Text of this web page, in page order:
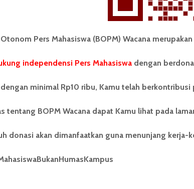
Badan Otonom Pers Mahasiswa (BOPM)
yang berdiri di luar kampus dan dikelola
secara mandiri oleh mahasiswa
Sebelumnya BOPM Wacana merupakan
(UKM) di Universitas Sumatera Utara
USU yang berdiri pada 1 Juli 1995.
Pers Mahasiswa (BOPM) Wacana
independensi Pers Mahasiswadengan
minimal Rp10 ribu, Kamu telah berkontribusi
tentang BOPM Wacana dapat Kamu lihat pada
donasi akan dimanfaatkan guna menunjang kerja-